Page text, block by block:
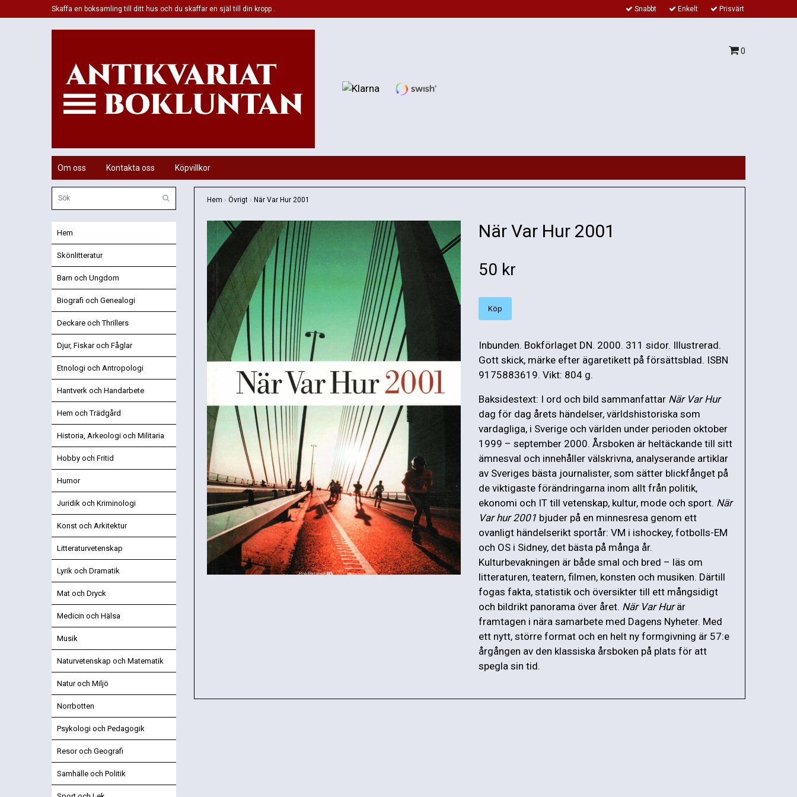
Skaffa en boksamling till ditt hus och du skaffar en själ till din kropp . Snabbt Enkelt Prisvärt
0
Om oss Kontakta oss Köpvillkor
Hem
Skönlitteratur
Barn och Ungdom
Biografi och Genealogi
Deckare och Thrillers
Djur, Fiskar och Fåglar
Etnologi och Antropologi
Hantverk och Handarbete
Hem och Trädgård
Historia, Arkeologi och Militaria
Hobby och Fritid
Humor
Juridik och Kriminologi
Konst och Arkitektur
Litteraturvetenskap
Lyrik och Dramatik
Mat och Dryck
Medicin och Hälsa
Musik
Naturvetenskap och Matematik
Natur och Miljö
Norrbotten
Psykologi och Pedagogik
Resor och Geografi
Samhälle och Politik
Hem › Övrigt › När Var Hur 2001
När Var Hur 2001
50 kr
Köp
Inbunden. Bokförlaget DN. 2000. 311 sidor. Illustrerad.
Gott skick, märke efter ägaretikett på försättsblad. ISBN
9175883619. Vikt: 804 g.
Baksidestext: I ord och bild sammanfattar När Var Hur
dag för dag årets händelser, världshistoriska som
vardagliga, i Sverige och världen under perioden oktober
1999 – september 2000. Årsboken är heltäckande till sitt
ämnesval och innehåller välskrivna, analyserande artiklar
av Sveriges bästa journalister, som sätter blickfånget på
de viktigaste förändringarna inom allt från politik,
ekonomi och IT till vetenskap, kultur, mode och sport. När
Var hur 2001 bjuder på en minnesresa genom ett
ovanligt händelserikt sportår: VM i ishockey, fotbolls-EM
och OS i Sidney, det bästa på många år.
Kulturbevakningen är både smal och bred – läs om
litteraturen, teatern, filmen, konsten och musiken. Därtill
fogas fakta, statistik och översikter till ett mångsidigt
och bildrikt panorama över året. När Var Hurär
framtagen i nära samarbete med Dagens Nyheter. Med
ett nytt, större format och en helt ny formgivning är 57:e
årgången av den klassiska årsboken på plats för att
spegla sin tid.